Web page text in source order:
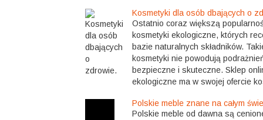
Kosmetyki dla osób dbających o
Ostatnio coraz większą
kosmetyki ekologiczne, których
bazie naturalnych składników.
kosmetyki nie powodują
bezpieczne i skuteczne. Sklep
ekologiczne ma w swojej ofercie
Polskie meble znane na całym
Polskie meble od dawna są